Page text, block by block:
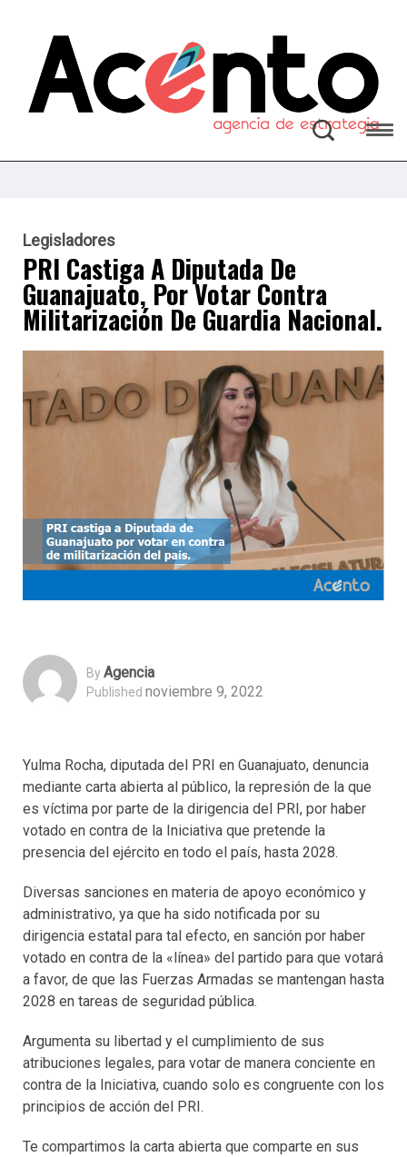
Legisladores
PRI Castiga A Diputada De
Guanajuato, Por Votar Contra
Militarización De Guardia Nacional.
ByAgencia
Published noviembre 9, 2022
Yulma Rocha, diputada del PRI en Guanajuato, denuncia
mediante carta abierta al público, la represión de la que
es víctima por parte de la dirigencia del PRI, por haber
votado en contra de la Iniciativa que pretende la
presencia del ejército en todo el país, hasta 2028.
Diversas sanciones en materia de apoyo económico y
administrativo, ya que ha sido notificada por su
dirigencia estatal para tal efecto, en sanción por haber
votado en contra de la «línea» del partido para que votará
a favor, de que las Fuerzas Armadas se mantengan hasta
2028 en tareas de seguridad pública.
Argumenta su libertad y el cumplimiento de sus
atribuciones legales, para votar de manera conciente en
contra de la Iniciativa, cuando solo es congruente con los
principios de acción del PRI.
Te compartimos la carta abierta que comparte en sus